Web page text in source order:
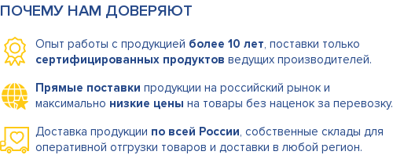
ПОЧЕМУ НАМ ДОВЕРЯЮТ
Опыт работы с продукцией более 10 лет, поставки только
сертифицированных продуктов ведущих производителей.
Прямые поставки продукции на российский рынок и
максимально низкие цены на товары без наценок за перевозку.
Доставка продукции по всей России, собственные склады для
оперативной отгрузки товаров и доставки в любой регион.